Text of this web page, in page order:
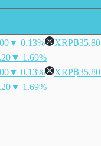
▼ 0.13% XRP฿35.80
▼ 1.69%
▼ 0.13% XRP฿35.80
▼ 1.69%